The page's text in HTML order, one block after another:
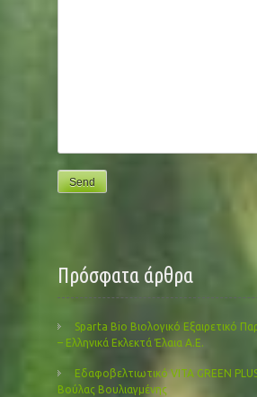
Πρόσφατα άρθρα
Sparta Bio Βιολογικό Εξαιρετικό
– Ελληνικά Εκλεκτά Έλαια Α.Ε.
Εδαφοβελτιωτικό VITA GREEN
Βούλας Βουλιαγμένης